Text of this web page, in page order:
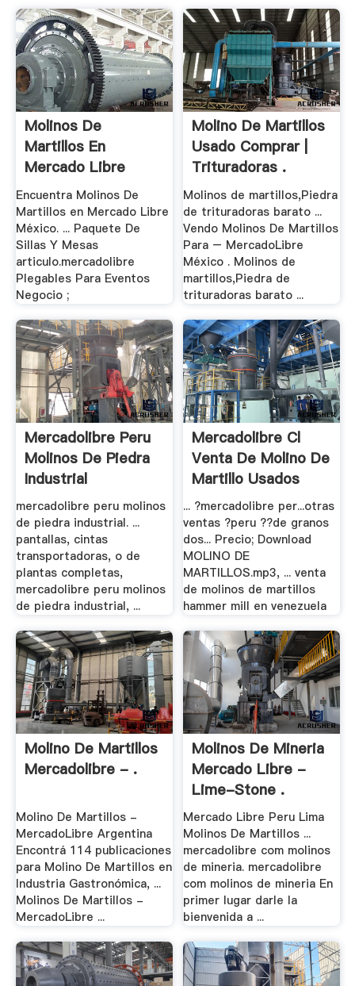
Molinos De
Martillos En
Mercado Libre
México
Encuentra Molinos De
Martillos en Mercado Libre
México. ... Paquete De
Sillas Y Mesas
articulo.mercadolibre
Plegables Para Eventos
Negocio ;
Molino De Martillos
Usado Comprar |
Trituradoras .
Molinos de martillos,Piedra
de trituradoras barato ...
Vendo Molinos De Martillos
Para – MercadoLibre
México . Molinos de
martillos,Piedra de
trituradoras barato ...
Mercadolibre Peru
Molinos De Piedra
Industrial
mercadolibre peru molinos
de piedra industrial. ...
pantallas, cintas
transportadoras, o de
plantas completas,
mercadolibre peru molinos
de piedra industrial, ...
Mercadolibre Cl
Venta De Molino De
Martillo Usados
... ?mercadolibre per...otras
ventas ?peru ??de granos
dos... Precio; Download
MOLINO DE
MARTILLOS.mp3, ... venta
de molinos de martillos
hammer mill en venezuela
Molino De Martillos
Mercadolibre - .
Molino De Martillos -
MercadoLibre Argentina
Encontrá 114 publicaciones
para Molino De Martillos en
Industria Gastronómica, ...
Molinos De Martillos -
MercadoLibre ...
Molinos De Mineria
Mercado Libre -
Lime-Stone .
Mercado Libre Peru Lima
Molinos De Martillos ...
mercadolibre com molinos
de mineria. mercadolibre
com molinos de mineria En
primer lugar darle la
bienvenida a ...